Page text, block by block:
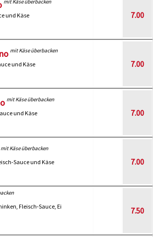
und Käse
7.00
mit Käse überbacken
und Käse
7.00
mit Käse überbacken
und Käse
7.00
mit Käse überbacken
Sauce und Käse
7.00
Fleisch-Sauce, Ei
7.50